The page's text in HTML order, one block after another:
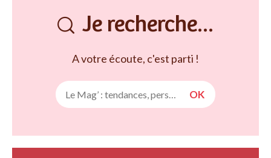
Je recherche...
A votre écoute, c'est parti !